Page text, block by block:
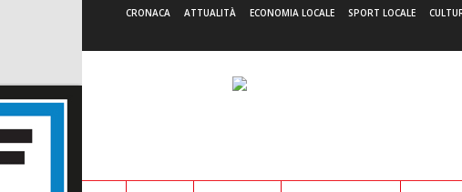
CRONACA ATTUALITÀ ECONOMIA LOCALE SPORT LOCALE